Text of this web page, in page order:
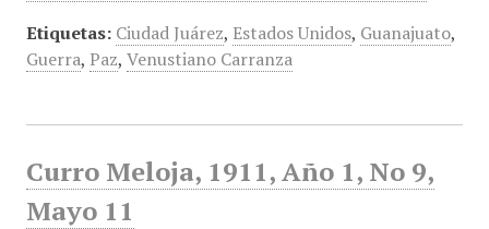
Etiquetas: Ciudad Juárez, Estados Unidos, Guanajuato,
Guerra, Paz, Venustiano Carranza
Curro Meloja, 1911, Año 1, No 9,
Mayo 11